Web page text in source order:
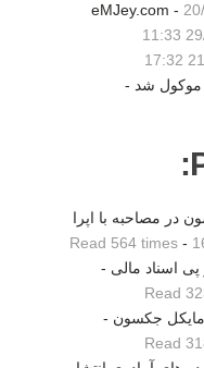
29/
موکول شد -
در مصاحبه با اپرا
-
Read 564 times
اسناد مالی -
Read
مایکل جکسون -
Read